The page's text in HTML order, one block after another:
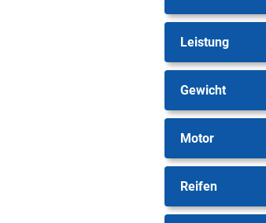
Leistung
Gewicht
Motor
Reifen